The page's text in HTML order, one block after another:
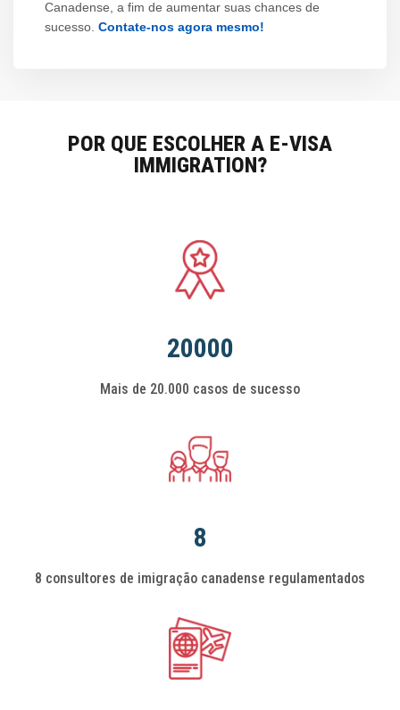
Canadense, a fim de aumentar suas chances de
sucesso. Contate-nos agora mesmo!
POR QUE ESCOLHER A E-VISA
IMMIGRATION?
20000
Mais de 20.000 casos de sucesso
8
8 consultores de imigração canadense regulamentados